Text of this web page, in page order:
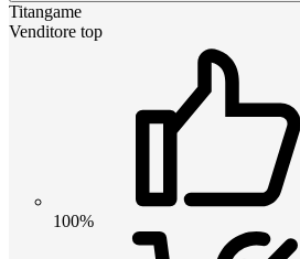
Titangame
Venditore top
100%